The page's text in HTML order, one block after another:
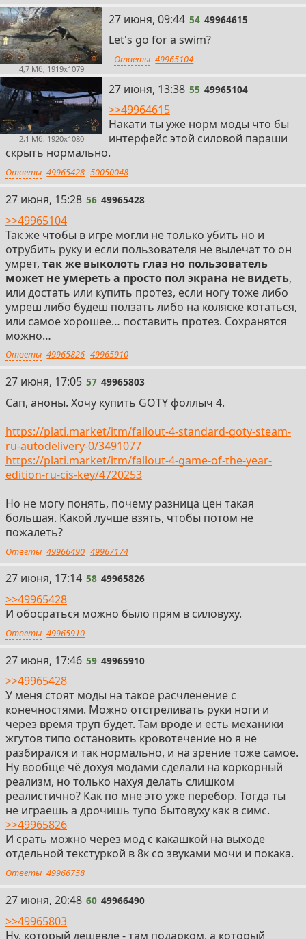
4,7 Мб, 1919x1079
54
27 июня, 09:44 54 49964615
Let's go for a swim?
Ответы 49965104
2,1 Мб, 1920x1080
55
27 июня, 13:38 55 49965104
>>49964615
Накати ты уже норм моды что бы
интерфейс этой силовой параши
скрыть нормально.
Ответы 49965428 50050048
56
27 июня, 15:28 56 49965428
>>49965104
Так же чтобы в игре могли не только убить но и
отрубить руку и если пользователя не вылечат то он
умрет, так же выколоть глаз но пользователь
может не умереть а просто пол экрана не видеть,
или достать или купить протез, если ногу тоже либо
умреш либо будеш ползать либо на коляске котаться,
или самое хорошее… поставить протез. Сохранятся
можно…
Ответы 49965826 49965910
57
27 июня, 17:05 57 49965803
Сап, аноны. Хочу купить GOTY фоллыч 4.
https://plati.market/itm/fallout-4-standard-goty-steam-
ru-autodelivery-0/3491077
https://plati.market/itm/fallout-4-game-of-the-year-
edition-ru-cis-key/4720253
Но не могу понять, почему разница цен такая
большая. Какой лучше взять, чтобы потом не
пожалеть?
Ответы 49966490 49967174
58
27 июня, 17:14 58 49965826
>>49965428
И обосраться можно было прям в силовуху.
Ответы 49965910
59
27 июня, 17:46 59 49965910
>>49965428
У меня стоят моды на такое расчленение с
конечностями. Можно отстреливать руки ноги и
через время труп будет. Там вроде и есть механики
жгутов типо остановить кровотечение но я не
разбирался и так нормально, и на зрение тоже самое.
Ну вообще чё дохуя модами сделали на коркорный
реализм, но только нахуя делать слишком
реалистично? Как по мне это уже перебор. Тогда ты
не играешь а дрочишь тупо бытовуху как в симс.
>>49965826
И срать можно через мод с какашкой на выходе
отдельной текстуркой в 8к со звуками мочи и покака.
Ответы 49966758
60
27 июня, 20:48 60 49966490
>>49965803
Ну, который дешевле - там подарком, а который